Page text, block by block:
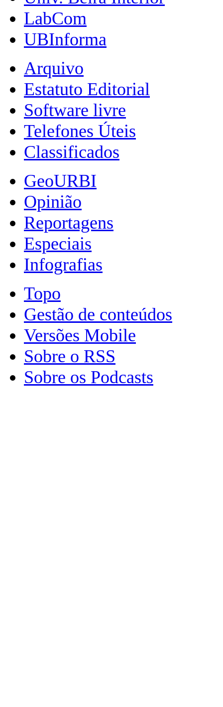
LabCom
UBInforma
Arquivo
Estatuto Editorial
Software livre
Telefones Úteis
Classificados
GeoURBI
Opinião
Reportagens
Especiais
Infografias
Topo
Gestão de conteúdos
Versões Mobile
Sobre o RSS
Sobre os Podcasts